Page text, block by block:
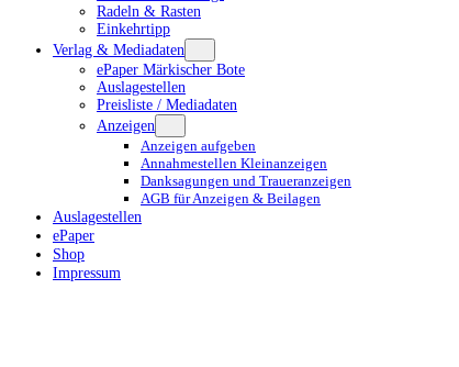
Radeln & Rasten
Einkehrtipp
Verlag & Mediadaten
ePaper Märkischer Bote
Auslagestellen
Preisliste / Mediadaten
Anzeigen
Anzeigen aufgeben
Annahmestellen Kleinanzeigen
Danksagungen und Traueranzeigen
AGB für Anzeigen & Beilagen
Auslagestellen
ePaper
Shop
Impressum